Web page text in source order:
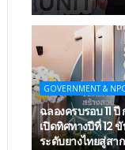
GOVERNMENT &
ฉลองครบรอบ 11 ปี
เปิดทิศทางปีที่ 12
ระดับยางไทยสู่สา